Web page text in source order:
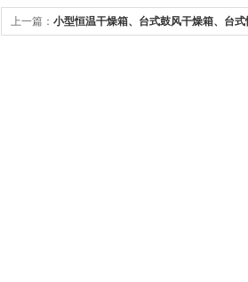
上一篇： 小型恒温干燥箱、台式鼓风干燥箱、台式